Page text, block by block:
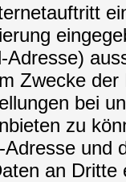
Zwecke
bei
zu
und
an